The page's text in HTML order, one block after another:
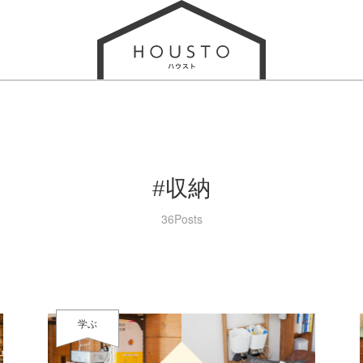
#収納
36Posts
学ぶ